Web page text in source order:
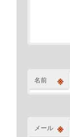
名前 ※
メール ※